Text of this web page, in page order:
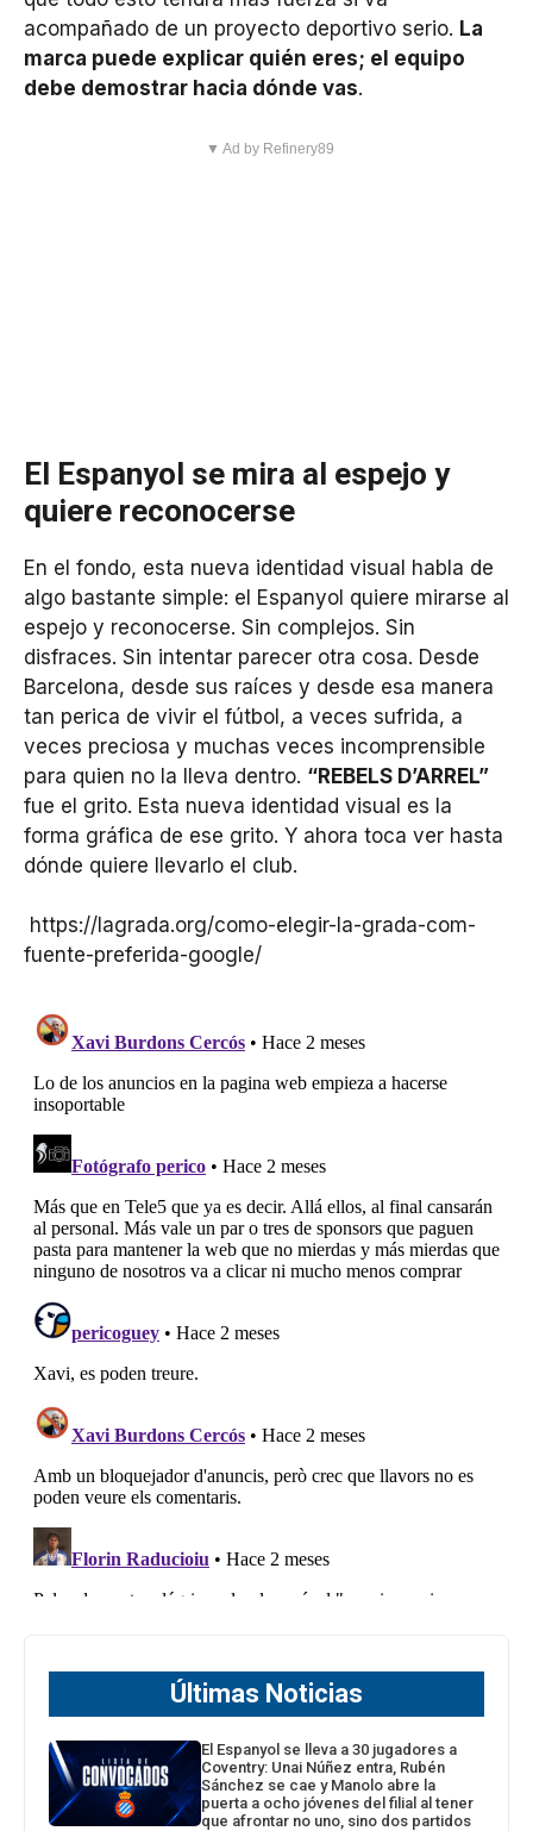
acompañado de un proyecto deportivo serio. La
marca puede explicar quién eres; el equipo
debe demostrar hacia dónde vas.
▼ Ad by Refinery89
El Espanyol se mira al espejo y
quiere reconocerse
En el fondo, esta nueva identidad visual habla de
algo bastante simple: el Espanyol quiere mirarse al
espejo y reconocerse. Sin complejos. Sin
disfraces. Sin intentar parecer otra cosa. Desde
Barcelona, desde sus raíces y desde esa manera
tan perica de vivir el fútbol, a veces sufrida, a
veces preciosa y muchas veces incomprensible
para quien no la lleva dentro. “REBELS D’ARREL”
fue el grito. Esta nueva identidad visual es la
forma gráfica de ese grito. Y ahora toca ver hasta
dónde quiere llevarlo el club.
https://lagrada.org/como-elegir-la-grada-com-
fuente-preferida-google/
Últimas Noticias
El Espanyol se lleva a 30 jugadores a
Coventry: Unai Núñez entra, Rubén
Sánchez se cae y Manolo abre la
puerta a ocho jóvenes del filial al tener
que afrontar no uno, sino dos partidos